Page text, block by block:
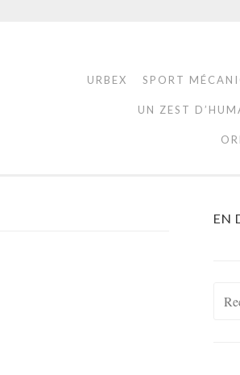
URBEX SPORT
UN ZEST
EN